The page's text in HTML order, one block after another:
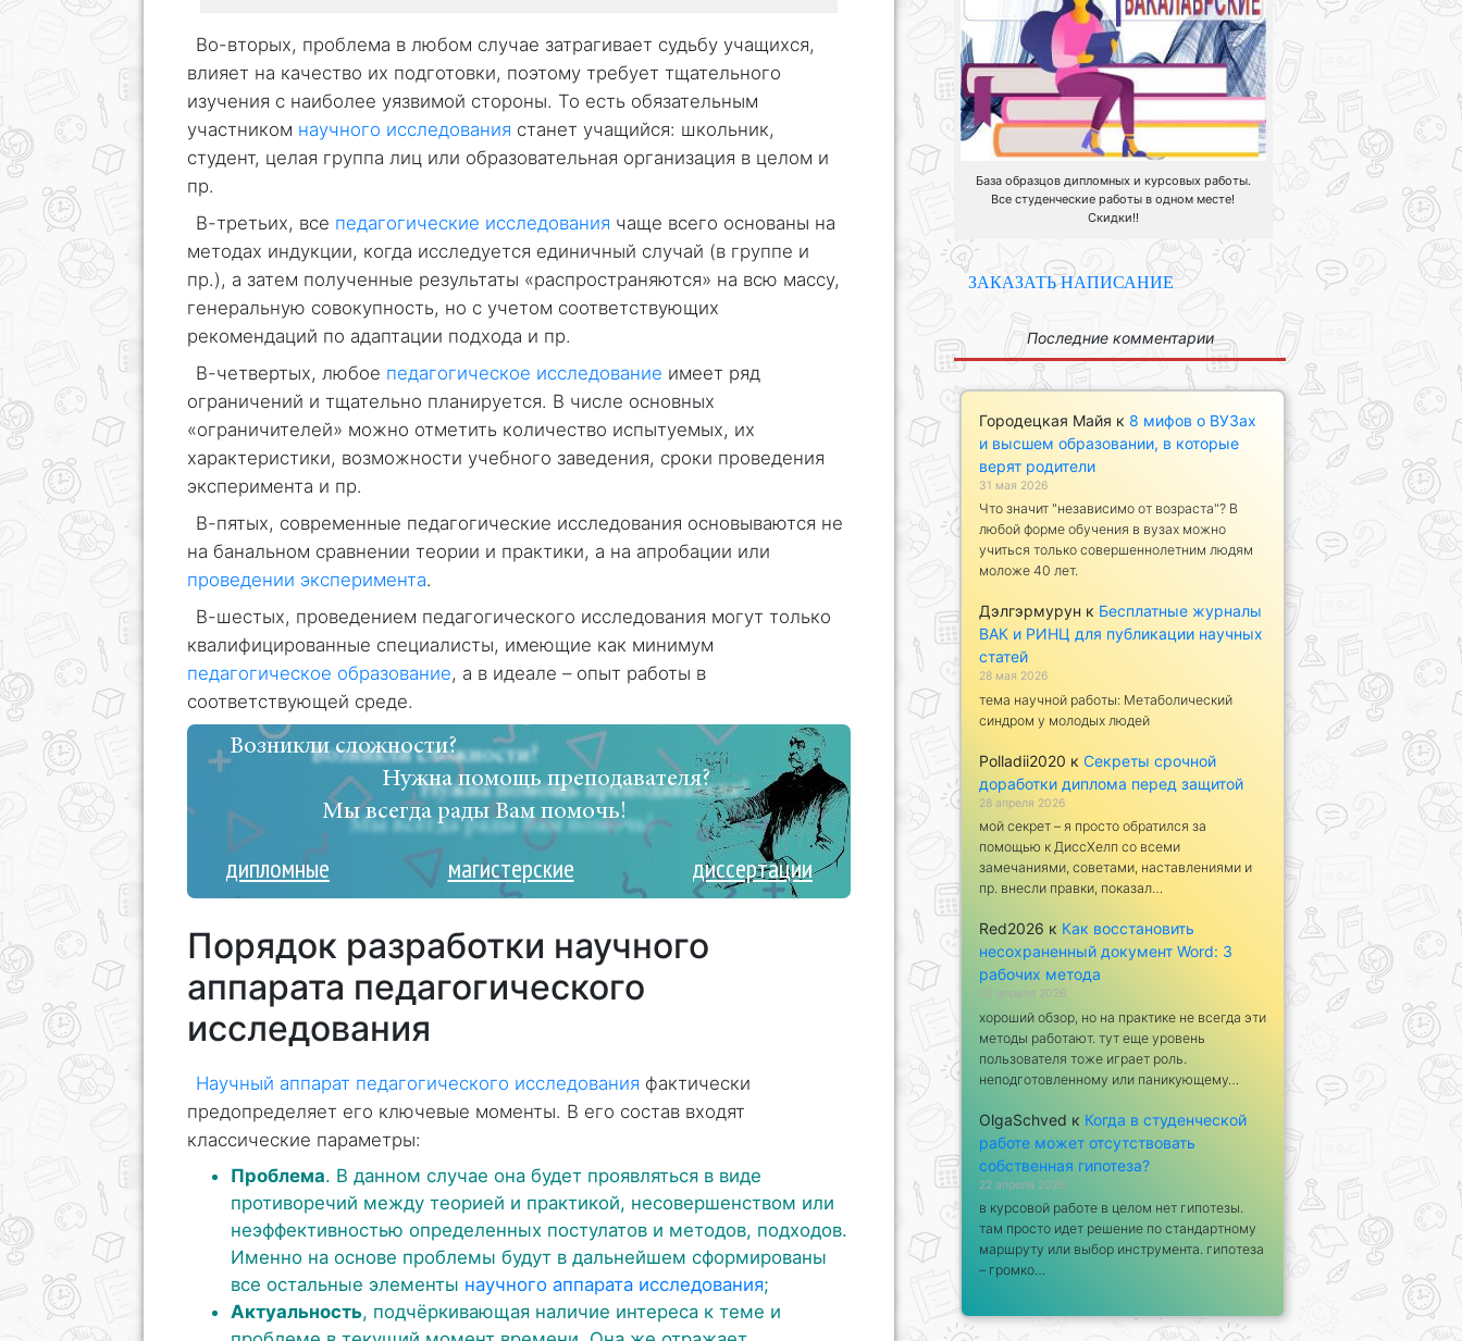
Во-вторых, проблема в любом случае затрагивает судьбу учащихся,
влияет на качество их подготовки, поэтому требует тщательного
изучения с наиболее уязвимой стороны. То есть обязательным
участником научного исследования станет учащийся: школьник,
студент, целая группа лиц или образовательная организация в целом и
пр.
В-третьих, все педагогические исследования чаще всего основаны на
методах индукции, когда исследуется единичный случай (в группе и
пр.), а затем полученные результаты «распространяются» на всю массу,
генеральную совокупность, но с учетом соответствующих
рекомендаций по адаптации подхода и пр.
В-четвертых, любое педагогическое исследование имеет ряд
ограничений и тщательно планируется. В числе основных
«ограничителей» можно отметить количество испытуемых, их
характеристики, возможности учебного заведения, сроки проведения
эксперимента и пр.
В-пятых, современные педагогические исследования основываются не
на банальном сравнении теории и практики, а на апробации или
проведении эксперимента.
В-шестых, проведением педагогического исследования могут только
квалифицированные специалисты, имеющие как минимум
педагогическое образование, а в идеале – опыт работы в
соответствующей среде.
Возникли сложности?
Нужна помощь преподавателя?
Мы всегда рады Вам помочь!
дипломные магистерские диссертации
Порядок разработки научного
аппарата педагогического
исследования
Научный аппарат педагогического исследования фактически
предопределяет его ключевые моменты. В его состав входят
классические параметры:
Проблема. В данном случае она будет проявляться в виде
противоречий между теорией и практикой, несовершенством или
неэффективностью определенных постулатов и методов, подходов.
Именно на основе проблемы будут в дальнейшем сформированы
все остальные элементы научного аппарата исследования;
Актуальность, подчёркивающая наличие интереса к теме и
База образцов дипломных и курсовых работы.
Все студенческие работы в одном месте!
Скидки!!
ЗАКАЗАТЬ НАПИСАНИЕ
Последние комментарии
Городецкая Майя к 8 мифов о ВУЗах
и высшем образовании, в которые
верят родители
31 мая 2026
Что значит "независимо от возраста"? В
любой форме обучения в вузах можно
учиться только совершеннолетним людям
моложе 40 лет.
Дэлгэрмурун к Бесплатные журналы
ВАК и РИНЦ для публикации научных
статей
28 мая 2026
тема научной работы: Метаболический
синдром у молодых людей
Polladii2020 к Секреты срочной
доработки диплома перед защитой
28 апреля 2026
мой секрет – я просто обратился за
помощью к ДиссХелп со всеми
замечаниями, советами, наставлениями и
пр. внесли правки, показал…
Red2026 к Как восстановить
несохраненный документ Word: 3
рабочих метода
23 апреля 2026
хороший обзор, но на практике не всегда эти
методы работают. тут еще уровень
пользователя тоже играет роль.
неподготовленному или паникующему…
OlgaSchved к Когда в студенческой
работе может отсутствовать
собственная гипотеза?
22 апреля 2026
в курсовой работе в целом нет гипотезы.
там просто идет решение по стандартному
маршруту или выбор инструмента. гипотеза
– громко…